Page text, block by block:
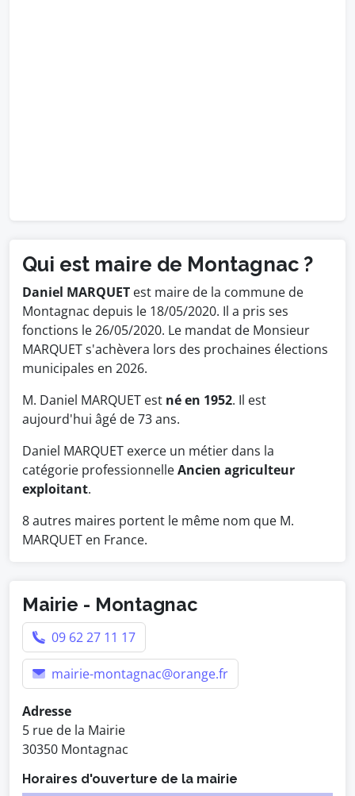
Qui est maire de Montagnac ?
Daniel MARQUET est maire de la commune de
Montagnac depuis le 18/05/2020. Il a pris ses
fonctions le 26/05/2020. Le mandat de Monsieur
MARQUET s'achèvera lors des prochaines élections
municipales en 2026.
M. Daniel MARQUET est né en 1952. Il est
aujourd'hui âgé de 73 ans.
Daniel MARQUET exerce un métier dans la
catégorie professionnelleAncien agriculteur
exploitant.
8 autres maires portent le même nom que M.
MARQUET en France.
Mairie - Montagnac
09 62 27 11 17
mairie-montagnac@orange.fr
Adresse
5 rue de la Mairie
30350 Montagnac
Horaires d'ouverture de la mairie